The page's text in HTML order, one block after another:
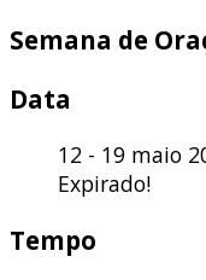
Semana de
Data
12 - 19 maio
Expirado!
Tempo